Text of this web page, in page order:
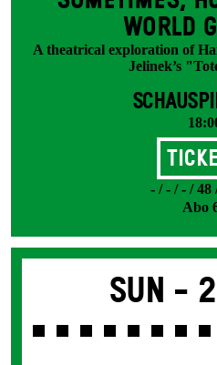
WORLD
A theatrical exploration of
Jelinek’s
- / - / - / 48
Abo
Sun -